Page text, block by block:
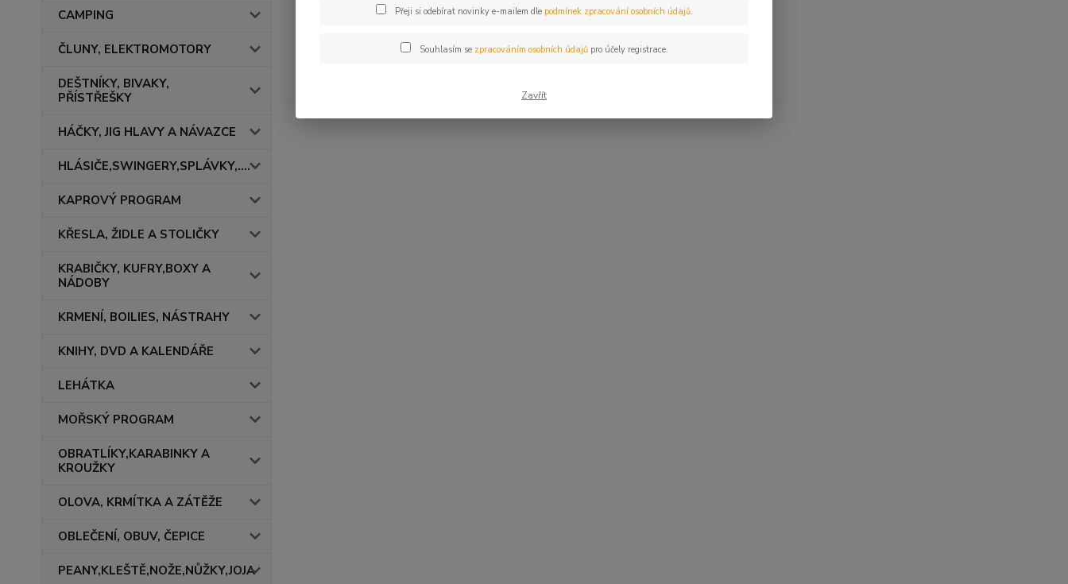
CAMPING
ČLUNY, ELEKTROMOTORY
DEŠTNÍKY, BIVAKY,
PŘÍSTŘEŠKY
HÁČKY, JIG HLAVY A NÁVAZCE
HLÁSIČE,SWINGERY,SPLÁVKY,....
KAPROVÝ PROGRAM
KŘESLA, ŽIDLE A STOLIČKY
KRABIČKY, KUFRY,BOXY A
NÁDOBY
KRMENÍ, BOILIES, NÁSTRAHY
KNIHY, DVD A KALENDÁŘE
LEHÁTKA
MOŘSKÝ PROGRAM
OBRATLÍKY,KARABINKY A
KROUŽKY
OLOVA, KRMÍTKA A ZÁTĚŽE
OBLEČENÍ, OBUV, ČEPICE
PEANY,KLEŠTĚ,NOŽE,NŮŽKY,JOJA
Přeji si odebírat novinky e-mailem dle podmínek zpracování osobních údajů.
Souhlasím se zpracováním osobních údajůpro účely registrace.
Zavřít